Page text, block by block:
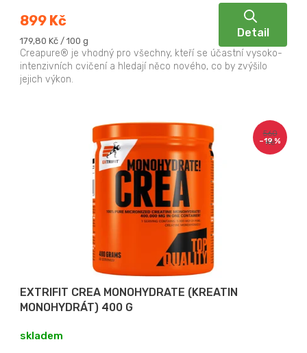
899 Kč
Měrná
cena:
179,80 Kč / 100 g
Detail
Creapure® je vhodný pro všechny, kteří se účastní vysoko-
intenzivních cvičení a hledají něco nového, co by zvýšilo
jejich výkon.
560
Kč
–19 %
EXTRIFIT CREA MONOHYDRATE (KREATIN
MONOHYDRÁT) 400 G
skladem